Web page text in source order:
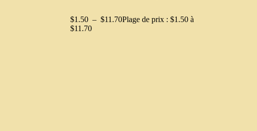
$1.50 – $11.70Plage de prix : $1.50 à
$11.70